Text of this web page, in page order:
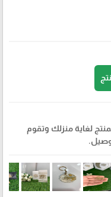
لغاية منزلك وتقوم